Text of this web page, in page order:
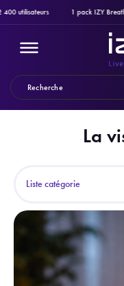
1 pack IZY Breathing
La
Liste catégorie